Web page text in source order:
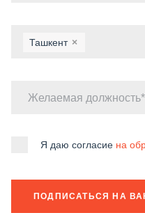
×
Ташкент
Желаемая должность
Я даю согласие на
ПОДПИСАТЬСЯ НА